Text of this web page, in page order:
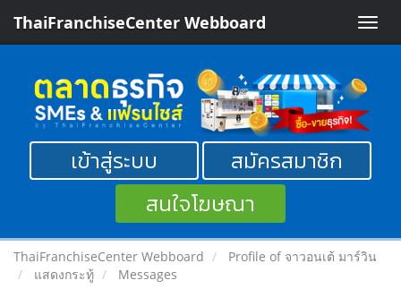
Toggle
ThaiFranchiseCenter Webboard
เข้าสู่ระบบ
สมัครสมาชิก
สนใจโฆษณา
ThaiFranchiseCenter Webboard
Profile of จาวอนเต้ มาร์วิน
แสดงกระทู้
Messages